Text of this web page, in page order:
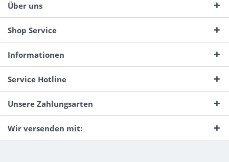
Über uns
Shop Service
Informationen
Service Hotline
Unsere Zahlungsarten
Wir versenden mit: